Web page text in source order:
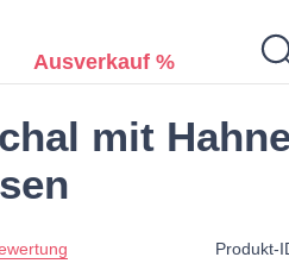
Ausverkauf %
Ihr
mit
Produkt-